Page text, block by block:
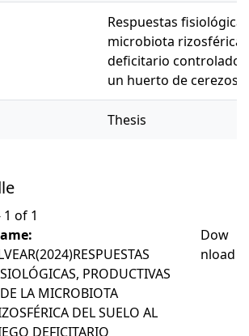
Respuestas
microbiota
deficitario controlado
un huerto de cerezos
Thesis
1 of 1
PRODUCTIVAS
LA MICROBIOTA
DEL SUELO AL
DEFICITARIO
Dow
nload